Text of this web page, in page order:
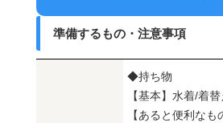
準備するもの・注意事項
◆持ち物
【基本】水着/着
【あると便利な